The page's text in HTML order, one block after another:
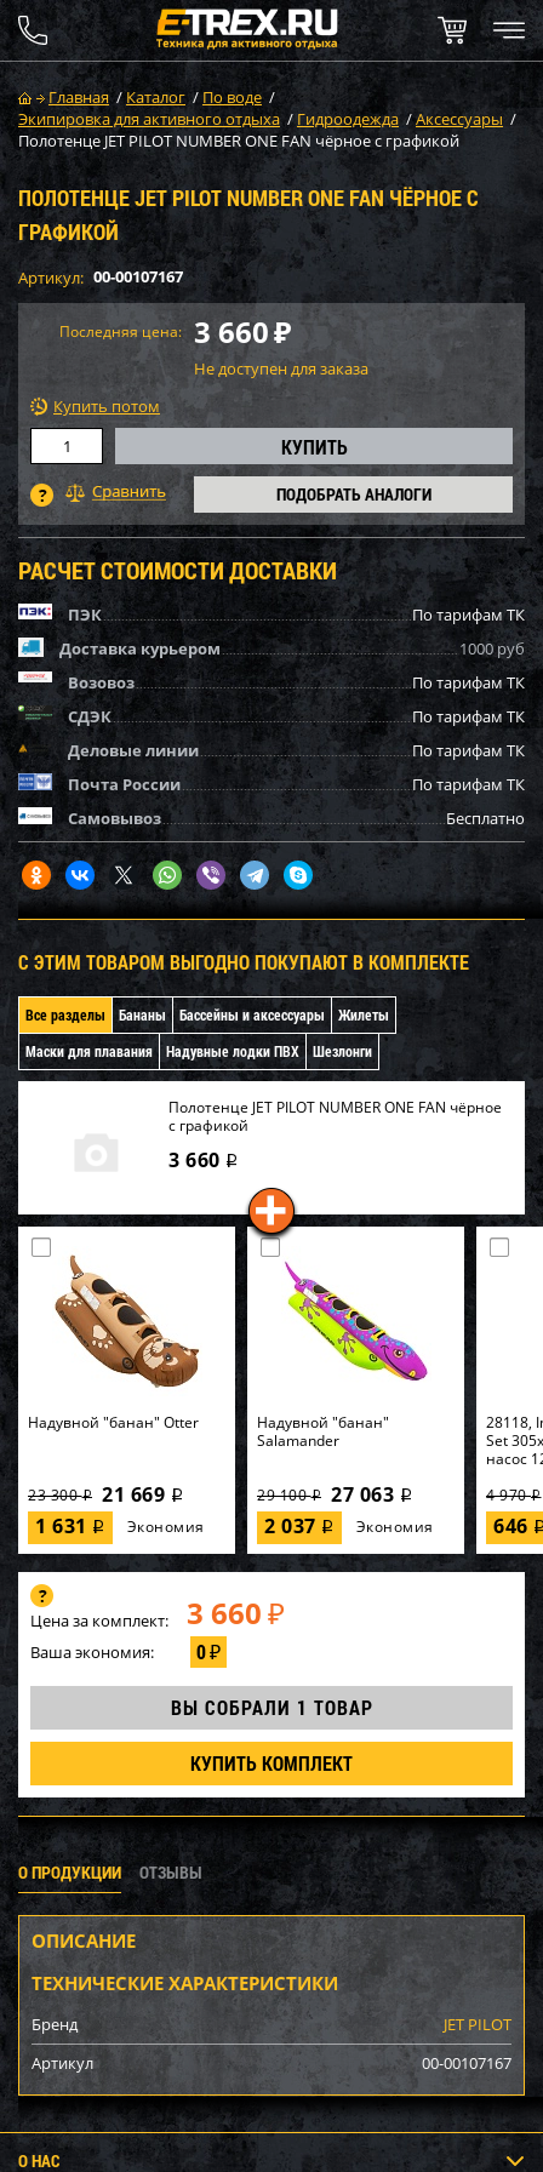
Главная / Каталог / По воде /
Экипировка для активного отдыха / Гидроодежда /Аксессуары /
Полотенце JET PILOT NUMBER ONE FAN чёрное с графикой
ПОЛОТЕНЦЕ JET PILOT NUMBER ONE FAN ЧЁРНОЕ С
ГРАФИКОЙ
Артикул: 00-00107167
Последняя цена: 3 660₽
Не доступен для заказа
Купить потом
ПОДОБРАТЬ АНАЛОГИ
РАСЧЕТ СТОИМОСТИ ДОСТАВКИ
ПЭК
По тарифам ТК
Доставка курьером
1000 руб
Возовоз
По тарифам ТК
СДЭК
По тарифам ТК
Деловые линии
По тарифам ТК
Почта России
По тарифам ТК
Самовывоз
Бесплатно
С ЭТИМ ТОВАРОМ ВЫГОДНО ПОКУПАЮТ В КОМПЛЕКТЕ
Все разделы Бананы Бассейны и аксессуары
Жилеты
Маски для плавания
Надувные лодки ПВХ Шезлонги
Полотенце JET PILOT NUMBER ONE FAN чёрное
с графикой
3 660 i
Надувной "банан" Otter
23 300i 21 669 i
1 631 i Экономия
Надувной "банан"
Salamander
29 100i 27 063 i
2 037 i Экономия
28118,
Set
насос
4 970i
646
Цена за комплект: 3 660 ₽
Ваша экономия: 0₽
ВЫ СОБРАЛИ 1 ТОВАР
КУПИТЬ КОМПЛЕКТ
О ПРОДУКЦИИ ОТЗЫВЫ
ОПИСАНИЕ
ТЕХНИЧЕСКИЕ ХАРАКТЕРИСТИКИ
Бренд
JET PILOT
Артикул
00-00107167
О НАС